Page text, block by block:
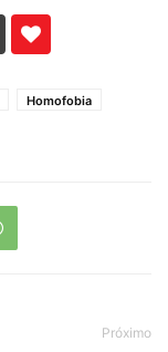
Homofobia
Próximo